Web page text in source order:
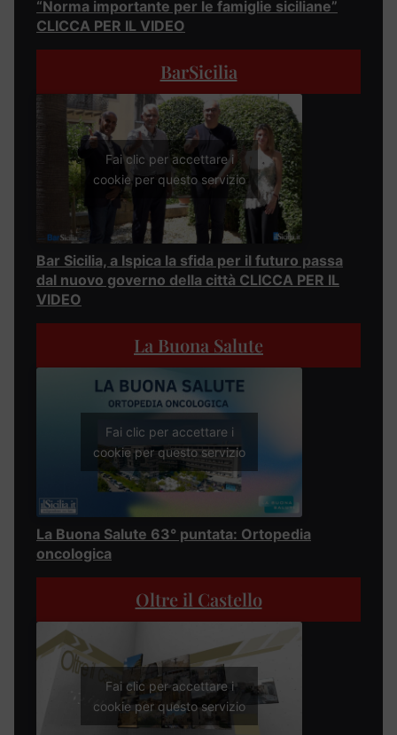
“Norma importante per le famiglie siciliane”
CLICCA PER IL VIDEO
BarSicilia
Fai clic per accettare i
cookie per questo servizio
Bar Sicilia, a Ispica la sfida per il futuro passa
dal nuovo governo della città CLICCA PER IL
VIDEO
La Buona Salute
Fai clic per accettare i
cookie per questo servizio
La Buona Salute 63° puntata: Ortopedia
oncologica
Oltre il Castello
Fai clic per accettare i
cookie per questo servizio